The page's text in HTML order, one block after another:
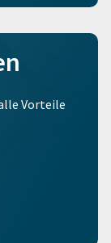
Vorteile